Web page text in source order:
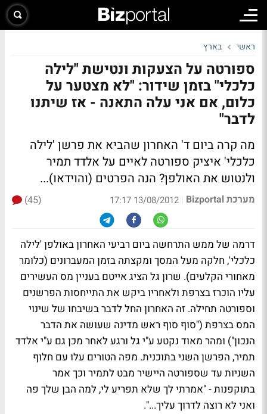
ראשי בארץ
ספורטה על הצעקות ונטישת "לילה
כלכלי" בזמן שידור: "לא מצטער על
כלום, אם אני עלה התאנה - אז שיתנו
לדבר"
מה קרה ביום ד' האחרון שהביא את פרשן 'לילה
כלכלי' איציק ספורטה לאיים על אלדד תמיר
ולנטוש את האולפן? הנה הפרטים (והוידאו)...
מערכת Bizportal |
13/08/2012 17:17
(45)
דרמה של ממש התרחשה ביום רביעי האחרון באולפן 'לילה
כלכלי', חלקה מעל המסך ומקצתה בזמן המעברונים (כלומר
מאחורי הקלעים). שרון גל הציג אייטם בעניין מס העשירים
עליו הוכרז בצרפת ולאחריו ביקש את התייחסות הפרשנים
וספורטה תחילה. זה האחרון החל לדבר בשיבחו של שינוי
המס בצרפת ("סוף סוף ראש מדינה שעושה את הדבר
הנכון") ומהר מאוד נקטע ע"י גל ורגע לאחר מכן גם ע"י אלדד
תמיר, הפרשן השני בתוכנית. מפה הטורים עלו עם חלוף
השניות עד שספורטה היישיר מבט לתמיר וכך אמר
בתוקפנות - "אמרתי לך שלא תפריע לי, למה הבן שלך פה
ואני לא רוצה לדרוך עליך...".